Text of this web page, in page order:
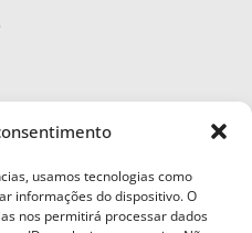
usamos tecnologias como
informações do dispositivo. O
nos permitirá processar dados